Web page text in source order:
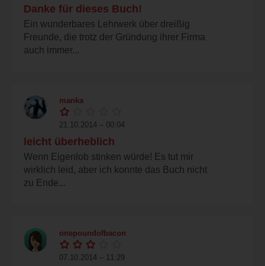
Danke für dieses Buch!
Ein wunderbares Lehrwerk über dreißig
Freunde, die trotz der Gründung ihrer Firma
auch immer...
manka
21.10.2014 – 00:04
leicht überheblich
Wenn Eigenlob stinken würde! Es tut mir
wirklich leid, aber ich konnte das Buch nicht
zu Ende...
onepoundofbacon
07.10.2014 – 11:29